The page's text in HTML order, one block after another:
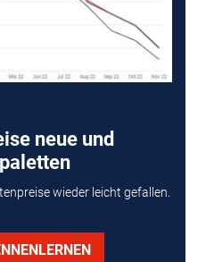
neue und
wieder leicht gefallen.